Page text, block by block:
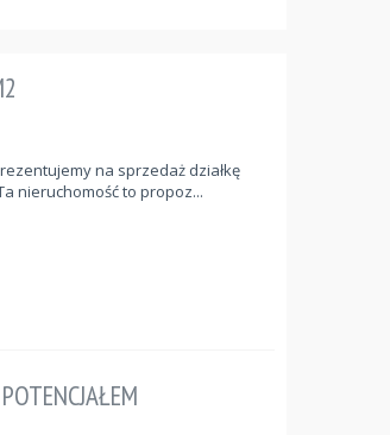
na sprzedaż działkę
nieruchomość to propoz...